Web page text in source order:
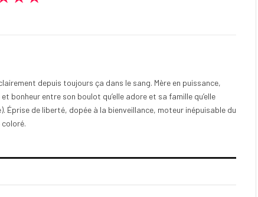
depuis toujours ça dans le sang. Mère en puissance,
bonheur entre son boulot qu’elle adore et sa famille qu’elle
Éprise de liberté, dopée à la bienveillance, moteur inépuisable du